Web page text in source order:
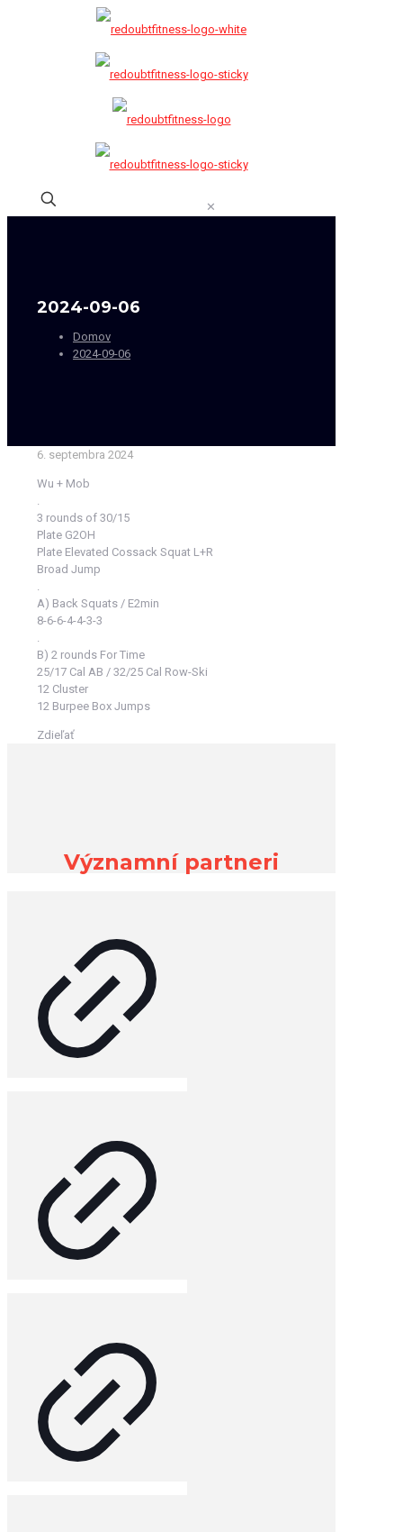
✕
2024-09-06
Domov
2024-09-06
6. septembra 2024
Wu + Mob
.
3 rounds of 30/15
Plate G2OH
Plate Elevated Cossack Squat L+R
Broad Jump
.
A) Back Squats / E2min
8-6-6-4-4-3-3
.
B) 2 rounds For Time
25/17 Cal AB / 32/25 Cal Row-Ski
12 Cluster
12 Burpee Box Jumps
Zdieľať
Významní partneri